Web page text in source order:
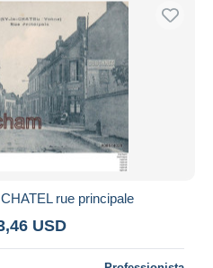
rue principale
USD